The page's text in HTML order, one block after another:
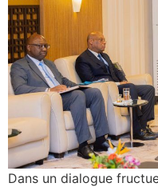
Dans un dialogue